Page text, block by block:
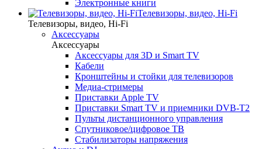
Электронные книги
Телевизоры, видео, Hi-Fi
Телевизоры, видео, Hi-Fi
Аксессуары
Аксессуары
Аксессуары для 3D и Smart TV
Кабели
Кронштейны и стойки для телевизоров
Медиа-стримеры
Приставки Apple TV
Приставки Smart TV и приемники DVB-T2
Пульты дистанционного управления
Спутниковое/цифровое ТВ
Стабилизаторы напряжения